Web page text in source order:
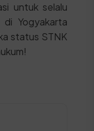
untuk selalu
Yogyakarta
status STNK